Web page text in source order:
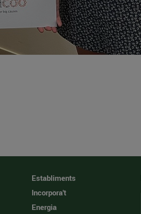
Establiments
Incorpora't
Energia